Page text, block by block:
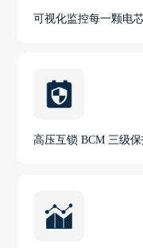
可视化监控每一颗电
高压互锁 BCM 三级保